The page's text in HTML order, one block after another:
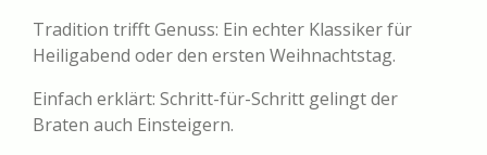
Tradition trifft Genuss: Ein echter Klassiker für
Heiligabend oder den ersten Weihnachtstag.
Einfach erklärt: Schritt-für-Schritt gelingt der
Braten auch Einsteigern.